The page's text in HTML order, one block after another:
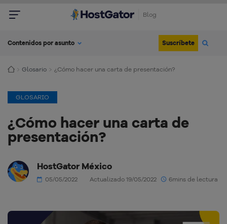
Blog
Contenidos por asunto Suscríbete
Glosario ¿Cómo hacer una carta de presentación?
GLOSARIO
¿Cómo hacer una carta de
presentación?
HostGator México
05/05/2022 Actualizado 19/05/2022 6mins de lectura